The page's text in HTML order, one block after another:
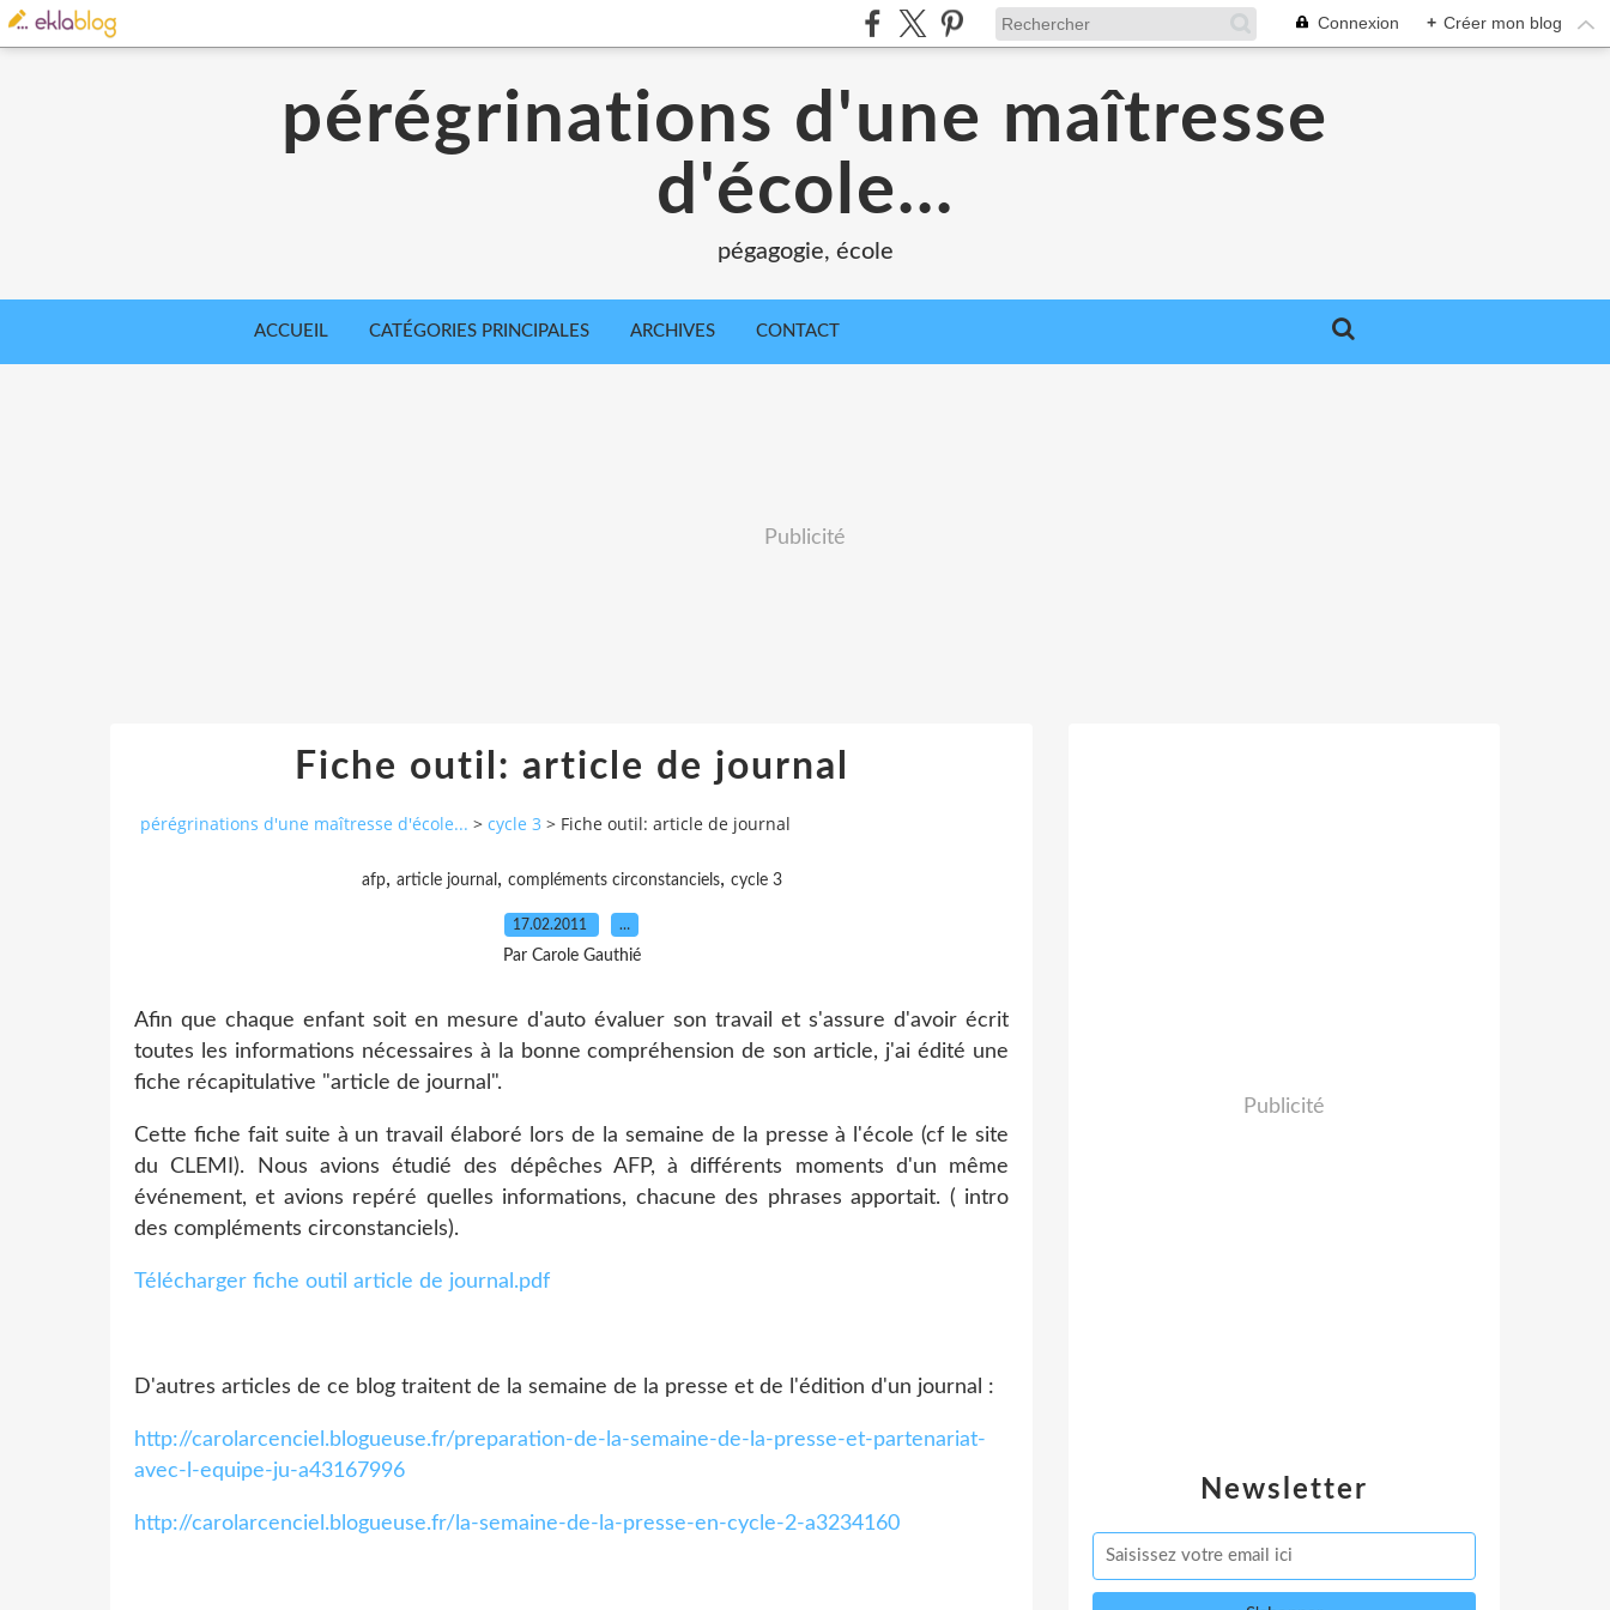
Connexion + Créer mon blog
pérégrinations d'une maîtresse
d'école...
pégagogie, école
ACCUEIL CATÉGORIES PRINCIPALES ARCHIVES CONTACT
Publicité
Fiche outil: article de journal
pérégrinations d'une maîtresse d'école... > cycle 3 > Fiche outil: article de journal
afp, article journal , compléments circonstanciels, cycle 3
17.02.2011 …
Par Carole Gauthié
Afin que chaque enfant soit en mesure d'auto évaluer son travail et s'assure d'avoir écrit
toutes les informations nécessaires à la bonne compréhension de son article, j'ai édité une
fiche récapitulative "article de journal".
Cette fiche fait suite à un travail élaboré lors de la semaine de la presse à l'école (cf le site
du CLEMI). Nous avions étudié des dépêches AFP, à différents moments d'un même
événement, et avions repéré quelles informations, chacune des phrases apportait. ( intro
des compléments circonstanciels).
Télécharger fiche outil article de journal.pdf
D'autres articles de ce blog traitent de la semaine de la presse et de l'édition d'un journal :
http://carolarcenciel.blogueuse.fr/preparation-de-la-semaine-de-la-presse-et-partenariat-
avec-l-equipe-ju-a43167996
http://carolarcenciel.blogueuse.fr/la-semaine-de-la-presse-en-cycle-2-a3234160
Newsletter
Publicité